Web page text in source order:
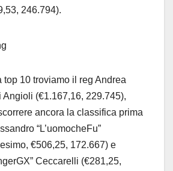
246.794).
top 10 troviamo il reg Andrea
Angioli (€1.167,16, 229.745),
ancora la classifica prima
“L’uomocheFu”
€506,25, 172.667) e
Ceccarelli (€281,25,